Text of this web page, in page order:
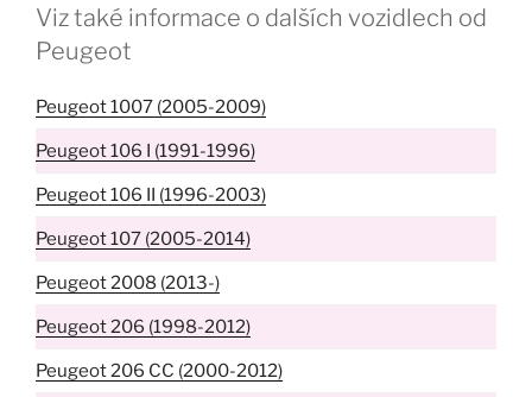
Viz také informace o dalších vozidlech od
Peugeot
Peugeot 1007 (2005-2009)
Peugeot 106 I (1991-1996)
Peugeot 106 II (1996-2003)
Peugeot 107 (2005-2014)
Peugeot 2008 (2013-)
Peugeot 206 (1998-2012)
Peugeot 206 CC (2000-2012)